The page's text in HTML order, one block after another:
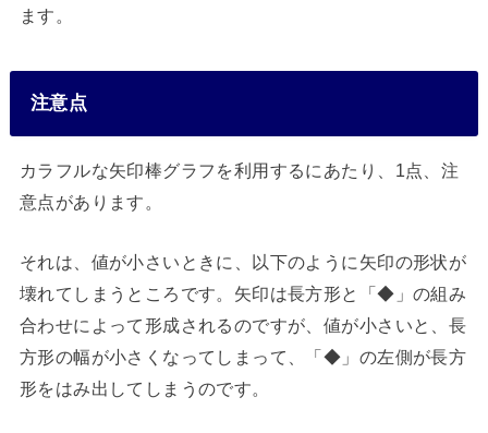
ます。
注意点
カラフルな矢印棒グラフを利用するにあたり、1点、注
意点があります。
それは、値が小さいときに、以下のように矢印の形状が
壊れてしまうところです。矢印は長方形と「◆」の組み
合わせによって形成されるのですが、値が小さいと、長
方形の幅が小さくなってしまって、「◆」の左側が長方
形をはみ出してしまうのです。